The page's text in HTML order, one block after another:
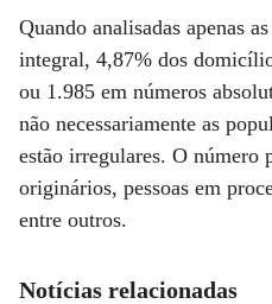
Quando analisadas apenas
integral, 4,87% dos
ou 1.985 em números
não necessariamente as
estão irregulares. O número
originários, pessoas em
entre outros.
Notícias relacionadas